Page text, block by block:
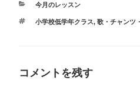
カ
ゴ
今月のレッスン
タ
小学校低学年クラス, 歌・チャンツ
コメントを残す